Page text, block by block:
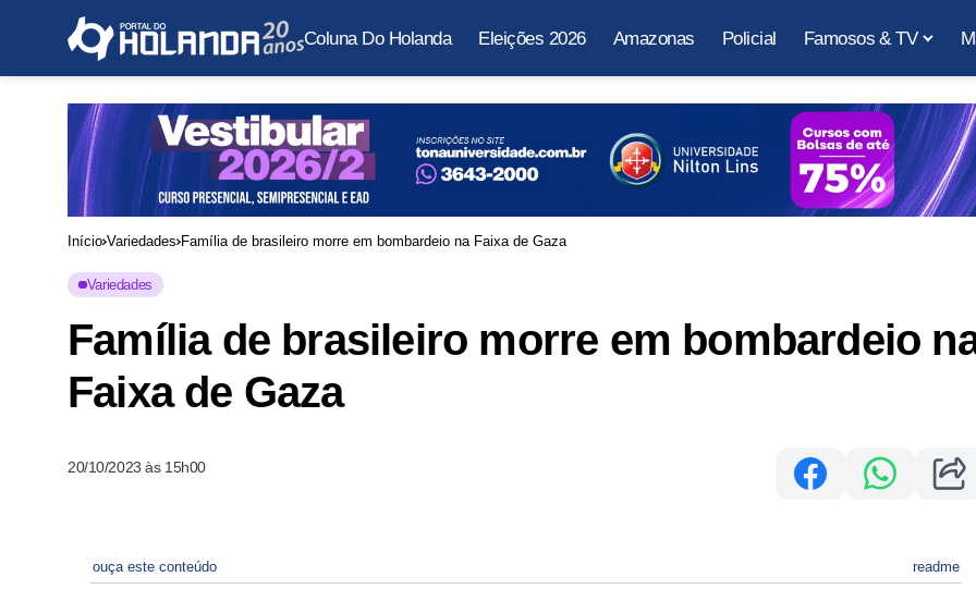
Coluna Do Holanda Eleições 2026 Amazonas Policial Famosos & TV
Início Variedades Família de brasileiro morre em bombardeio na Faixa de Gaza
Variedades
Família de brasileiro morre em bombardeio
Faixa de Gaza
20/10/2023 às 15h00
ouça este conteúdo readme